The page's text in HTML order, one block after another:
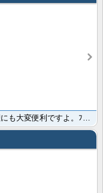
ＩＨクッキングヒーター設置で毎日のお料理にも大変便利ですよ。ﾌｧﾐﾘｰﾏｰﾄ 相模原四丁目店60m・･･･